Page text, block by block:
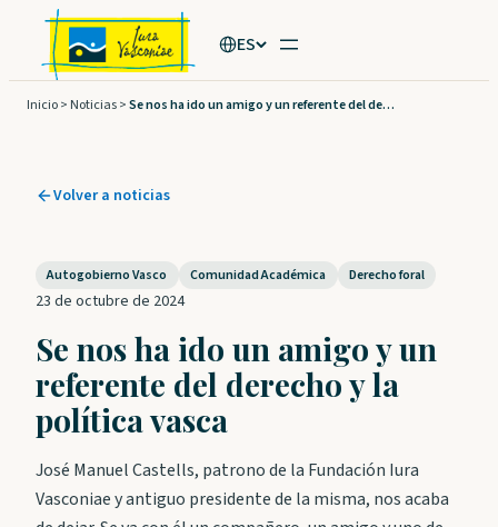
Saltar
contenido
ES
Inicio> Noticias> Se nos ha ido un amigo y un referente del derecho y la política vasca
Volver a noticias
Autogobierno Vasco Comunidad Académica Derecho foral
23 de octubre de 2024
Se nos ha ido un amigo y un
referente del derecho y la
política vasca
José Manuel Castells, patrono de la Fundación Iura
Vasconiae y antiguo presidente de la misma, nos acaba